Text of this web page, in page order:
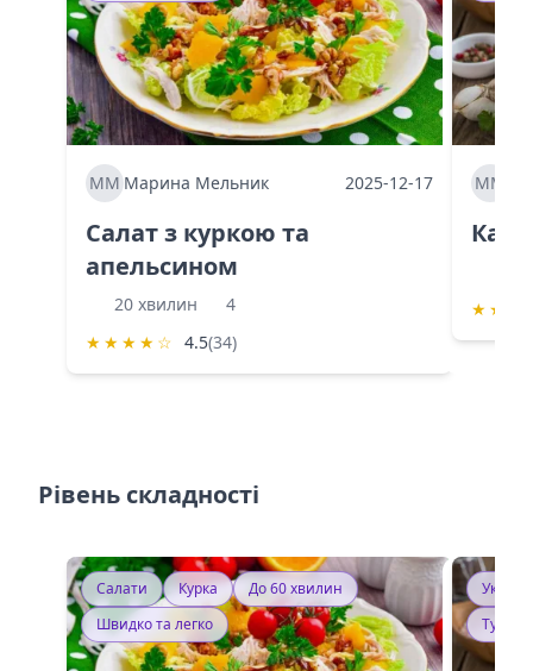
ММ Марина Мельник 2025-12-17
Салат з куркою та
апельсином
20 хвилин
4
★ ★ ★ ★ ☆ 4.5(34)
ММ
★ ★
Рівень складності
Салати Курка
До 60 хвилин
Швидко та легко